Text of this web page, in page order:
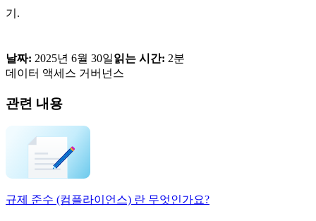
기.
날짜: 2025년 6월 30일읽는 시간: 2분
데이터 액세스 거버넌스
관련 내용
규제 준수 (컴플라이언스) 란 무엇인가요?